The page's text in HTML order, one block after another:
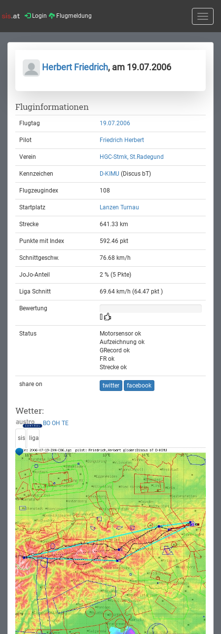
Login Flugmeldung
Toggle
Herbert Friedrich, am 19.07.2006
Fluginformationen
Flugtag 19.07.2006
Pilot Friedrich Herbert
Verein HGC-Stmk, St.Radegund
Kennzeichen D-KIMU (Discus bT)
Flugzeugindex 108
Startplatz Lanzen Turnau
Strecke 641.33 km
Punkte mit Index 592.46 pkt
Schnittgeschw. 76.68 km/h
JoJo-Anteil 2 % (5 Pkte)
Liga Schnitt 69.64 km/h (64.47 pkt )
Bewertung
Status
Motorsensor ok
Aufzeichnung ok
GRecord ok
FR ok
Strecke ok
share on twitter facebook
Wetter:
BO OH TE
sis liga